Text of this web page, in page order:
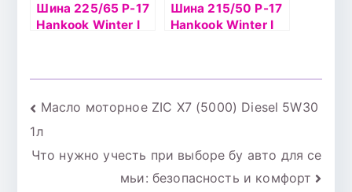
Шина 225/65 Р-17
Hankook Winter I
Шина 215/50 Р-17
Hankook Winter I
Навигация
по
записям
Масло моторное ZIC X7 (5000) Diesel 5W30
1л
Что нужно учесть при выборе бу авто для се
мьи: безопасность и комфорт